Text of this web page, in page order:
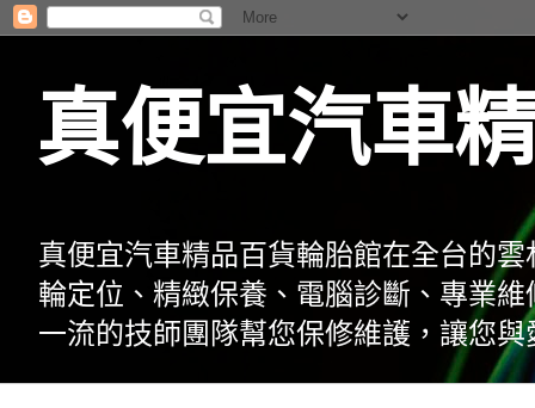
真便宜汽車
真便宜汽車精品百貨輪胎館在全台的
輪定位、精緻保養、電腦診斷、專業
一流的技師團隊幫您保修維護，讓您